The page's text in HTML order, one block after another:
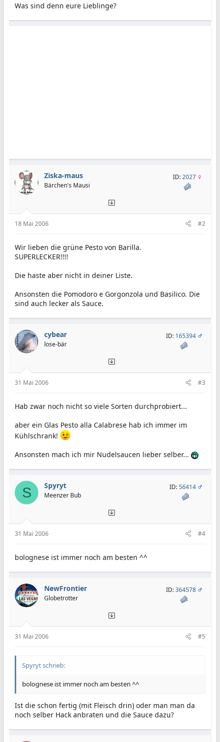
Was sind denn eure Lieblinge?
Ziska-maus
Bärchen's Mausi
ID:2027
18 Mai 2006 #2
Wir lieben die grüne Pesto von Barilla.
SUPERLECKER!!!!
Die haste aber nicht in deiner Liste.
Ansonsten die Pomodoro e Gorgonzola und Basilico. Die
sind auch lecker als Sauce.
cybear
lose-bär
ID: 165394
31 Mai 2006 #3
Hab zwar noch nicht so viele Sorten durchprobiert...
aber ein Glas Pesto alla Calabrese hab ich immer im
Kühlschrank!
Ansonsten mach ich mir Nudelsaucen lieber selber...
S Spyryt
Meenzer Bub
ID:56414
31 Mai 2006 #4
bolognese ist immer noch am besten ^^
NewFrontier
Globetrotter
ID:364578
31 Mai 2006 #5
Spyryt schrieb:
bolognese ist immer noch am besten ^^
Ist die schon fertig (mit Fleisch drin) oder man man da
noch selber Hack anbraten und die Sauce dazu?